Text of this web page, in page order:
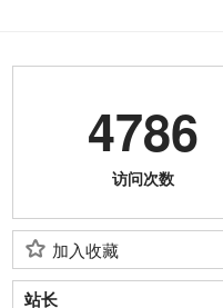
4786
访问次数
加入收藏
站长